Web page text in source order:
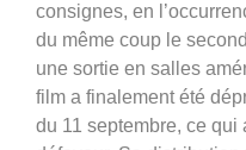
consignes, en
du même coup le
une sortie en salles
film a finalement été
du 11 septembre, ce qui